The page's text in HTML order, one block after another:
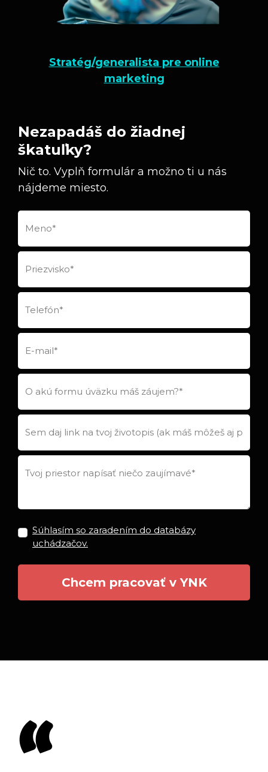
Stratég/generalista pre online
marketing
Nezapadáš do žiadnej
škatuľky?
Nič to. Vyplň formulár a možno ti u nás
nájdeme miesto.
Súhlasím so zaradením do databázy
uchádzačov.
Chcem pracovať v YNK